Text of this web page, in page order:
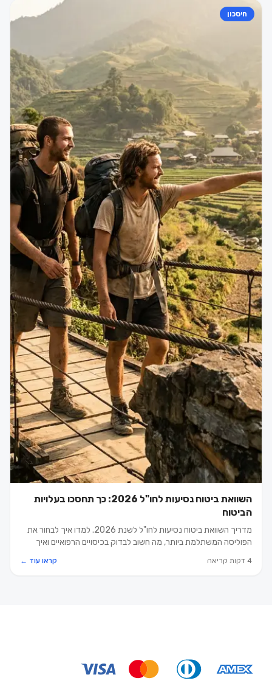
חיסכון
השוואת ביטוח נסיעות לחו"ל 2026: כך תחסכו בעלויות
הביטוח
מדריך השוואת ביטוח נסיעות לחו"ל לשנת 2026. למדו איך לבחור את
הפוליסה המשתלמת ביותר, מה חשוב לבדוק בכיסויים הרפואיים ואיך
4 דקות קריאה קראו עוד ←